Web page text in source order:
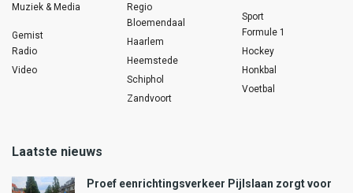
Muziek & Media
Gemist
Radio
Video
Regio
Bloemendaal
Haarlem
Heemstede
Schiphol
Zandvoort
Sport
Formule 1
Hockey
Honkbal
Voetbal
Laatste nieuws
Proef eenrichtingsverkeer Pijlslaan zorgt voor